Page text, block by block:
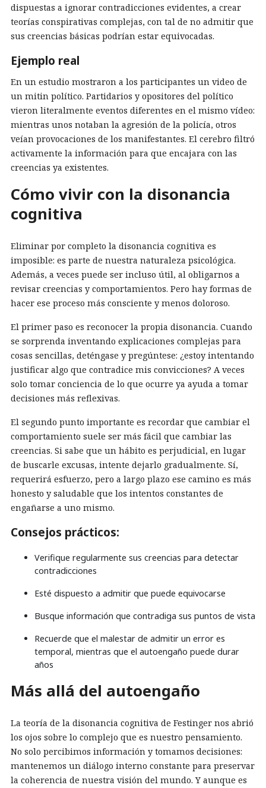
dispuestas a ignorar contradicciones evidentes, a crear
teorías conspirativas complejas, con tal de no admitir que
sus creencias básicas podrían estar equivocadas.
Ejemplo real
En un estudio mostraron a los participantes un video de
un mitin político. Partidarios y opositores del político
vieron literalmente eventos diferentes en el mismo vídeo:
mientras unos notaban la agresión de la policía, otros
veían provocaciones de los manifestantes. El cerebro filtró
activamente la información para que encajara con las
creencias ya existentes.
Cómo vivir con la disonancia
cognitiva
Eliminar por completo la disonancia cognitiva es
imposible: es parte de nuestra naturaleza psicológica.
Además, a veces puede ser incluso útil, al obligarnos a
revisar creencias y comportamientos. Pero hay formas de
hacer ese proceso más consciente y menos doloroso.
El primer paso es reconocer la propia disonancia. Cuando
se sorprenda inventando explicaciones complejas para
cosas sencillas, deténgase y pregúntese: ¿estoy intentando
justificar algo que contradice mis convicciones? A veces
solo tomar conciencia de lo que ocurre ya ayuda a tomar
decisiones más reflexivas.
El segundo punto importante es recordar que cambiar el
comportamiento suele ser más fácil que cambiar las
creencias. Si sabe que un hábito es perjudicial, en lugar
de buscarle excusas, intente dejarlo gradualmente. Sí,
requerirá esfuerzo, pero a largo plazo ese camino es más
honesto y saludable que los intentos constantes de
engañarse a uno mismo.
Consejos prácticos:
Verifique regularmente sus creencias para detectar
contradicciones
Esté dispuesto a admitir que puede equivocarse
Busque información que contradiga sus puntos de vista
Recuerde que el malestar de admitir un error es
temporal, mientras que el autoengaño puede durar
años
Más allá del autoengaño
La teoría de la disonancia cognitiva de Festinger nos abrió
los ojos sobre lo complejo que es nuestro pensamiento.
No solo percibimos información y tomamos decisiones:
mantenemos un diálogo interno constante para preservar
la coherencia de nuestra visión del mundo. Y aunque es